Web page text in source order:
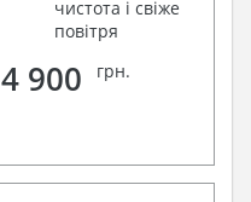
чистота і свіже
повітря
4 900 грн.